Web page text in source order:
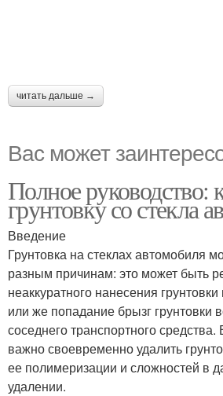
читать дальше →
Вас может
Полное руководство:
грунтовку со стекла
Введение
Грунтовка на стеклах автомобиля
разным причинам: это может быть
неаккуратного нанесения
или же попадание брызг грунтовки
соседнего транспортного
важно своевременно удалить
ее полимеризации и сложностей в
удалении.